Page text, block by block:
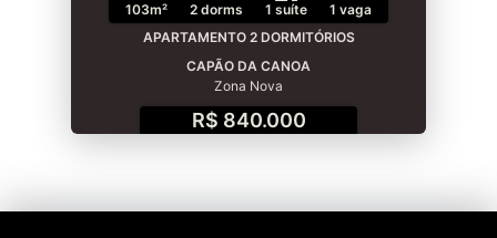
103m² 2 dorms 1 suíte
1 vaga
APARTAMENTO 2 DORMITÓRIOS
CAPÃO DA CANOA
Zona Nova
R$ 840.000